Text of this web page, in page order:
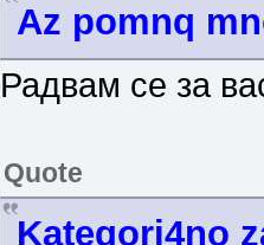
Az pomnq
Радвам се за
Quote
Kategori4no